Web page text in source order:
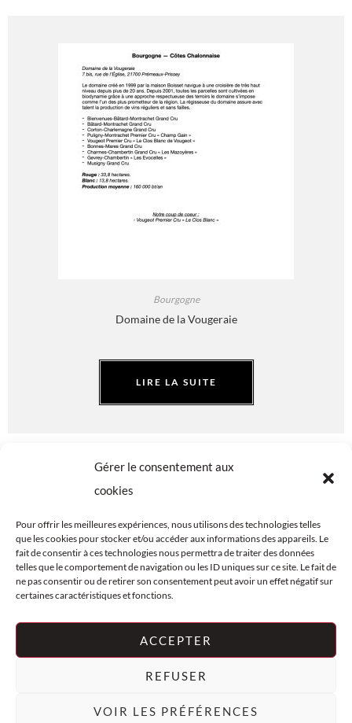
Gérer le consentement aux
cookies
Pour offrir les meilleures expériences, nous utilisons des technologies telles
que les cookies pour stocker et/ou accéder aux informations des appareils. Le
fait de consentir à ces technologies nous permettra de traiter des données
telles que le comportement de navigation ou les ID uniques sur ce site. Le fait de
ne pas consentir ou de retirer son consentement peut avoir un effet négatif sur
certaines caractéristiques et fonctions.
ACCEPTER
REFUSER
VOIR LES PRÉFÉRENCES
Bourgogne
Domaine de la Vougeraie
LIRE LA SUITE
FAQ
CENTRE
JURIDIQUE
PLAN DU SITE
© LES VINS
L’abus d’alcool est dangereux pour la santé, à consommer
Conception esprit créa-web